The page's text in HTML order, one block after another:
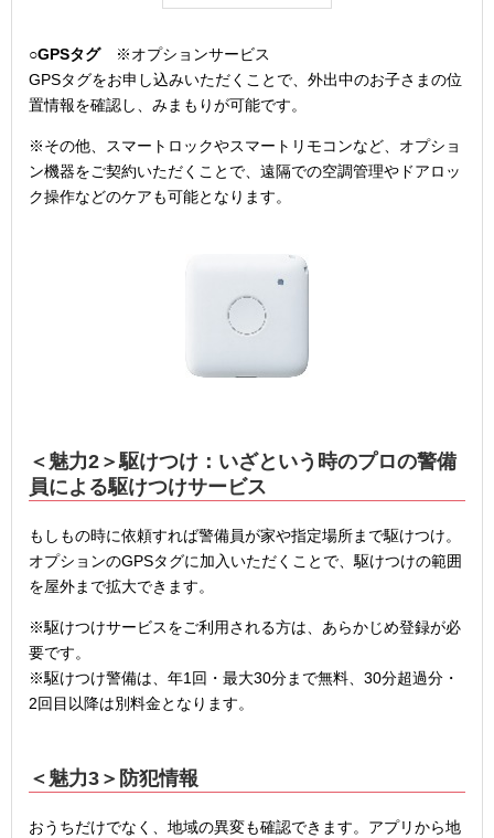
○GPSタグ
※オプションサービス
GPSタグをお申し込みいただくことで、外出中のお子さまの位
置情報を確認し、みまもりが可能です。
※その他、スマートロックやスマートリモコンなど、オプショ
ン機器をご契約いただくことで、遠隔での空調管理やドアロッ
ク操作などのケアも可能となります。
＜魅力2 ＞駆けつけ ：いざという時のプロの警備
員による駆けつけサービス
もしもの時に依頼すれば警備員が家や指定場所まで駆けつけ。
オプションのGPSタグに加入いただくことで、駆けつけの範囲
を屋外まで拡大できます。
※駆けつけサービスをご利用される方は、あらかじめ登録が必
要です。
※駆けつけ警備は、年1回・最大30分まで無料、30分超過分・
2回目以降は別料金となります。
＜魅力3 ＞防犯情報
おうちだけでなく、地域の異変も確認できます。アプリから地